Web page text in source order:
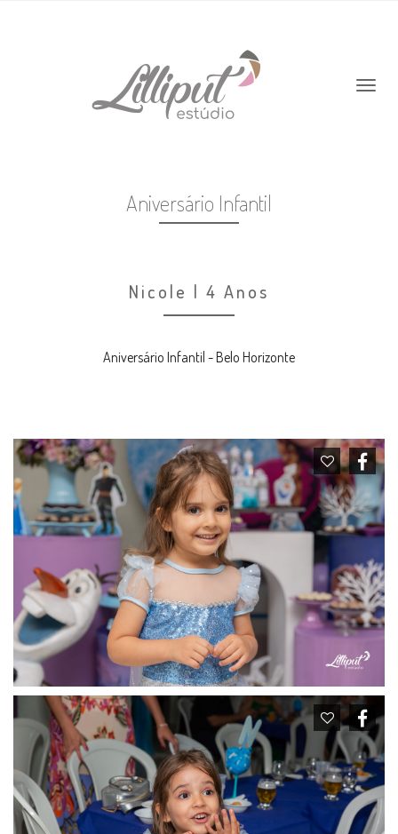
Aniversário Infantil
Nicole | 4 Anos
Aniversário Infantil - Belo Horizonte